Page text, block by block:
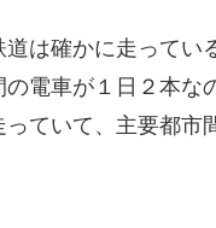
は確かに走って
電車が１日２本
ていて、主要都